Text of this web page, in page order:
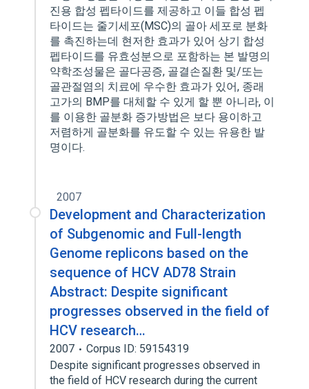
진용 합성 펩타이드를 제공하고 이들 합성 펩
타이드는 줄기세포(MSC)의 골아 세포로 분화
를 촉진하는데 현저한 효과가 있어 상기 합성
펩타이드를 유효성분으로 포함하는 본 발명의
약학조성물은 골다공증, 골결손질환 및/또는
골관절염의 치료에 우수한 효과가 있어, 종래
고가의 BMP를 대체할 수 있게 할 뿐 아니라, 이
를 이용한 골분화 증가방법은 보다 용이하고
저렴하게 골분화를 유도할 수 있는 유용한 발
명이다.
2007
Development and Characterization
of Subgenomic and Full-length
Genome replicons based on the
sequence of HCV AD78 Strain
Abstract: Despite significant
progresses observed in the field of
HCV research…
2007
Corpus ID: 59154319
Despite significant progresses observed in
the field of HCV research during the current